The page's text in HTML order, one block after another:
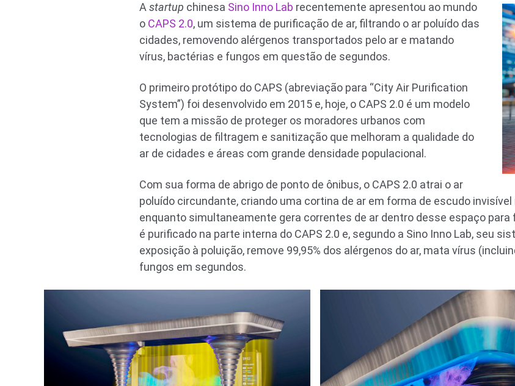
A startup chinesa Sino Inno Lab recentemente apresentou ao mundo
o CAPS 2.0, um sistema de purificação de ar, filtrando o ar poluído das
cidades, removendo alérgenos transportados pelo ar e matando
vírus, bactérias e fungos em questão de segundos.
O primeiro protótipo do CAPS (abreviação para “City Air Purification
System”) foi desenvolvido em 2015 e, hoje, o CAPS 2.0 é um modelo
que tem a missão de proteger os moradores urbanos com
tecnologias de filtragem e sanitização que melhoram a qualidade do
ar de cidades e áreas com grande densidade populacional.
Com sua forma de abrigo de ponto de ônibus, o CAPS 2.0 atrai o ar
poluído circundante, criando uma cortina de ar em forma de escudo
enquanto simultaneamente gera correntes de ar dentro desse espaço para
é purificado na parte interna do CAPS 2.0 e, segundo a Sino Inno Lab, seu
exposição à poluição, remove 99,95% dos alérgenos do ar, mata vírus
fungos em segundos.